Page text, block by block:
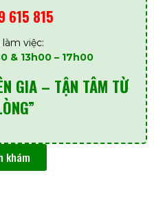
615 815
việc:
& 13h00 – 17h00
GIA – TẬN TÂM TỪ
khám